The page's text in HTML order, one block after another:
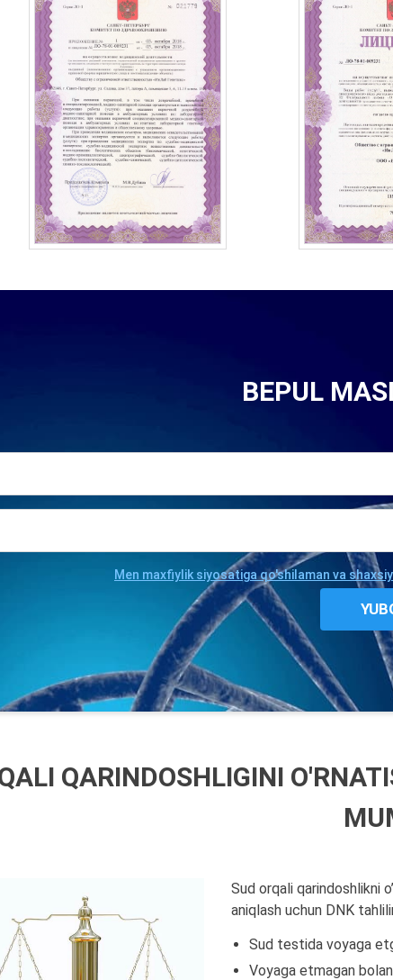
BEPUL
Men maxfiylik siyosatiga qo'shilaman va
QARINDOSHLIGINI
Sud orqali qarindoshlikni
aniqlash uchun DNK
Sud testida voyaga
Voyaga etmagan